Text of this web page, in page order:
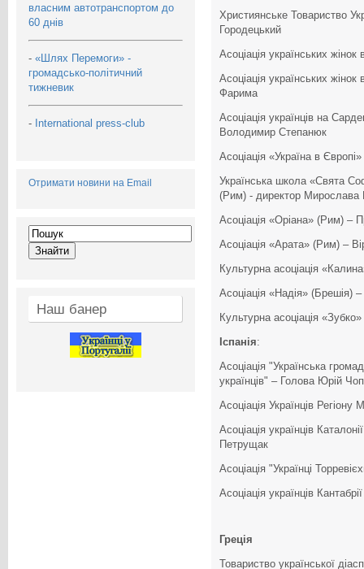
власним автотранспортом до
60 днів
- «Шлях Перемоги» -
громадсько-політичний
тижневик
- International press-club
Отримати новини на Email
Наш банер
Християнське Товариство
Городецький
Асоціація українських
Асоціація українських
Фарима
Асоціація українців на
Володимир Степанюк
Асоціація «Україна в
Українська школа «Свята
(Рим) - директор Мирослава
Асоціація «Оріана» (Рим) –
Асоціація «Арата» (Рим) –
Культурна асоціація
Асоціація «Надія» (Брешія)
Культурна асоціація
Іспанія:
Асоціація "Українська
українців" – Голова Юрій
Асоціація Українців
Асоціація українців
Петрущак
Асоціація "Українці
Асоціація українців
Греція
Товариство української